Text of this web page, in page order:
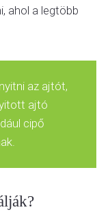
ahol a legtöbb
az ajtót,
ajtó
cipő